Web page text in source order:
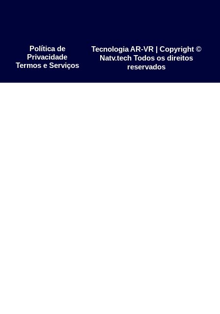
Política de
Privacidade
Termos e Serviços
Tecnologia AR-VR | Copyright ©
Natv.tech Todos os direitos
reservados